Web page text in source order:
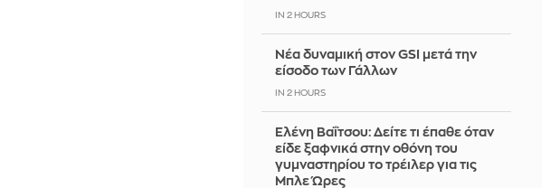
IN 2 HOURS
Νέα δυναμική στον GSI μετά την
είσοδο των Γάλλων
IN 2 HOURS
Ελένη Βαΐτσου: Δείτε τι έπαθε όταν
είδε ξαφνικά στην οθόνη του
γυμναστηρίου το τρέιλερ για τις
Μπλε Ώρες